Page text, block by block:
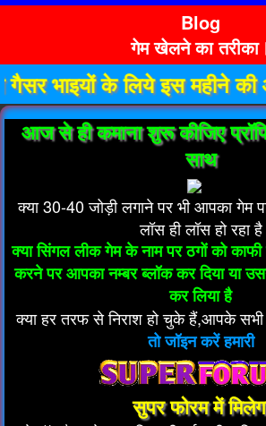
Blog
गेम खेलने का
के लिये इस महीने की
आज से ही कमाना शुरू कीजिए
साथ
क्या 30-40 जोड़ी लगाने पर भी आपका गेम
लॉस ही लॉस हो रहा है
क्या सिंगल लीक गेम के नाम पर ठगों को
करने पर आपका नम्बर ब्लॉक कर दिया या
कर लिया है
क्या हर तरफ से निराश हो चुके हैं,आपके
तो जॉइन करें हमारी
सुपर फोरम में